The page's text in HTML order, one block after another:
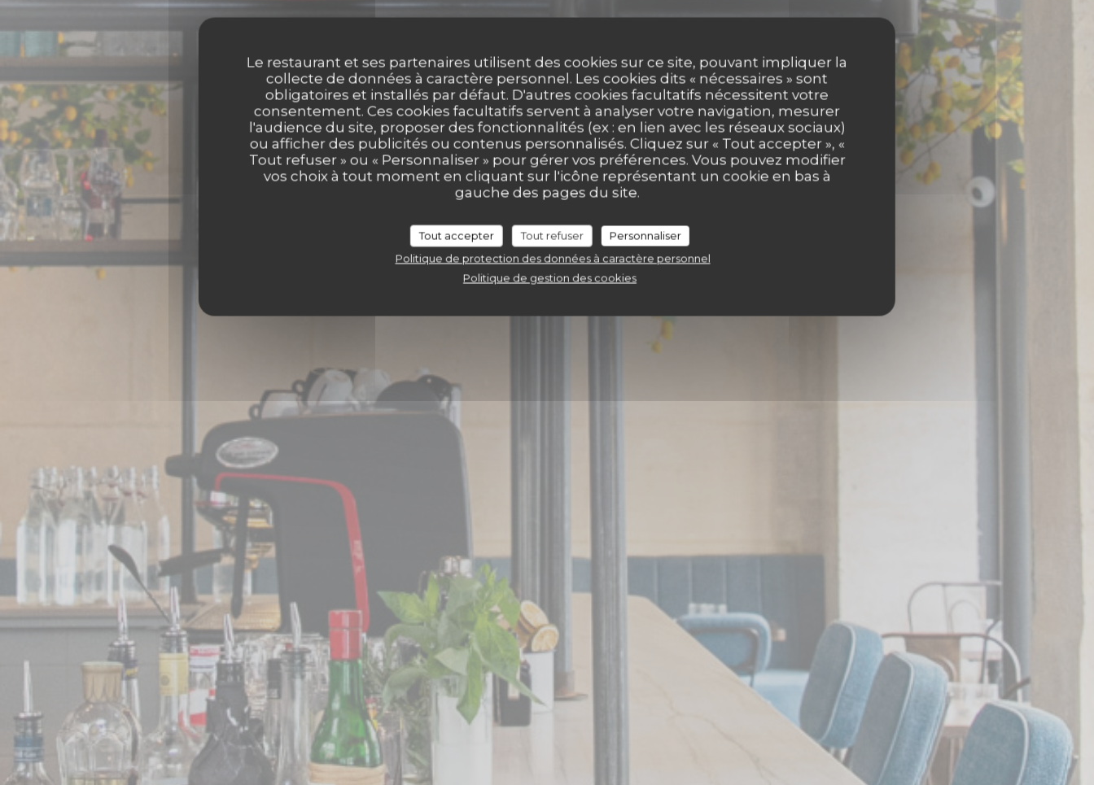
Le restaurant et ses partenaires utilisent des cookies sur ce site, pouvant impliquer la
collecte de données à caractère personnel. Les cookies dits « nécessaires » sont
obligatoires et installés par défaut. D'autres cookies facultatifs nécessitent votre
consentement. Ces cookies facultatifs servent à analyser votre navigation, mesurer
l'audience du site, proposer des fonctionnalités (ex : en lien avec les réseaux sociaux)
ou afficher des publicités ou contenus personnalisés. Cliquez sur « Tout accepter », «
Tout refuser » ou « Personnaliser » pour gérer vos préférences. Vous pouvez modifier
vos choix à tout moment en cliquant sur l'icône représentant un cookie en bas à
gauche des pages du site.
Tout accepter Tout refuser
Personnaliser
Politique de protection des données à caractère personnel
Politique de gestion des cookies
PIZZERIA• PARIS
La Massara
RÉSERVER